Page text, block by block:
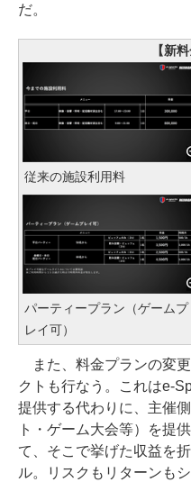
だ。
【新
従来の施設利用料
パーティープラン（ゲームプ
レイ可）
また、料金プランの変
クトも行なう。これはe-
提供する代わりに、主催
ト・ゲーム大会等）を提
て、そこで挙げた収益を
ル。リスクもリターンも